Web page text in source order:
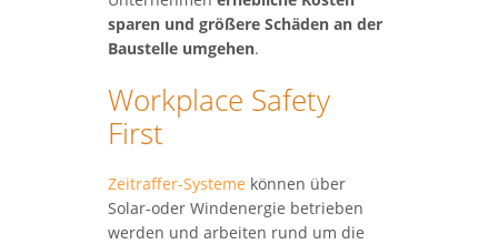
sparen und größere Schäden an der
Baustelle umgehen.
Workplace Safety
First
Zeitraffer-Systeme können über
Solar-oder Windenergie betrieben
werden und arbeiten rund um die